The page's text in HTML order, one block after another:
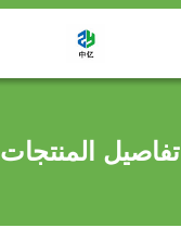
تفاصيل المنتجات